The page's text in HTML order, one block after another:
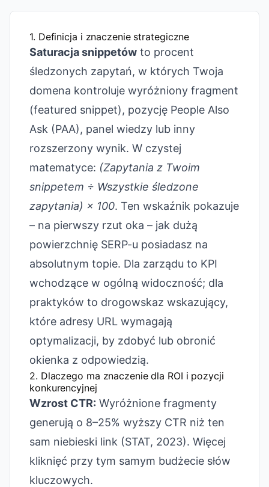
1. Definicja i znaczenie strategiczne
Saturacja snippetów to procent
śledzonych zapytań, w których Twoja
domena kontroluje wyróżniony fragment
(featured snippet), pozycję People Also
Ask (PAA), panel wiedzy lub inny
rozszerzony wynik. W czystej
matematyce: (Zapytania z Twoim
snippetem ÷ Wszystkie śledzone
zapytania) × 100. Ten wskaźnik pokazuje
– na pierwszy rzut oka – jak dużą
powierzchnię SERP-u posiadasz na
absolutnym topie. Dla zarządu to KPI
wchodzące w ogólną widoczność; dla
praktyków to drogowskaz wskazujący,
które adresy URL wymagają
optymalizacji, by zdobyć lub obronić
okienka z odpowiedzią.
2. Dlaczego ma znaczenie dla ROI i pozycji
konkurencyjnej
Wzrost CTR: Wyróżnione fragmenty
generują o 8–25% wyższy CTR niż ten
sam niebieski link (STAT, 2023). Więcej
kliknięć przy tym samym budżecie słów
kluczowych.